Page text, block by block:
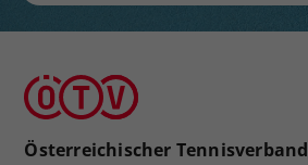
Österreichischer Tennisverband